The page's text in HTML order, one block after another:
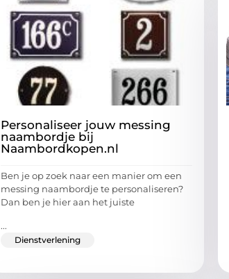
Personaliseer jouw messing
naambordje bij
Naambordkopen.nl
Ben je op zoek naar een manier om een
messing naambordje te personaliseren?
Dan ben je hier aan het juiste
...
Dienstverlening